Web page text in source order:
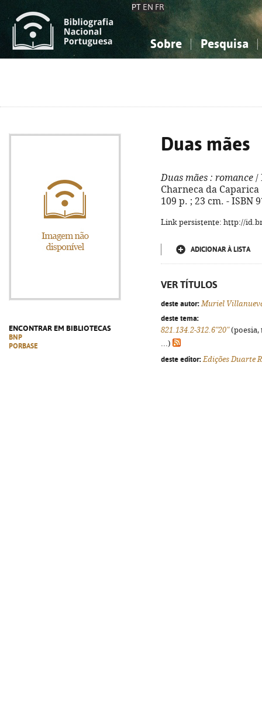
PT EN FR
Sobre Pesquisa
ENCONTRAR EM BIBLIOTECAS
BNP
PORBASE
Duas mães
Duas mães : romance /
Charneca da Caparica
109 p. ; 23 cm. - ISBN
Link persistente: http://
ADICIONAR À LISTA
VER TÍTULOS
deste autor: Muriel
deste tema:
821.134.2-312.6"20"(poesia,
...)
deste editor: Edições Duarte